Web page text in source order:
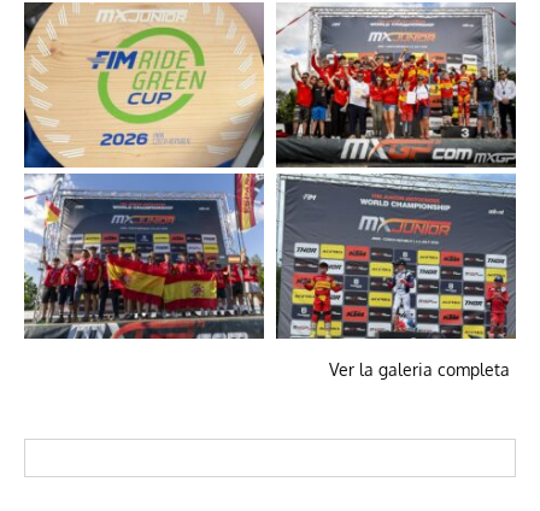
Ver la galeria completa